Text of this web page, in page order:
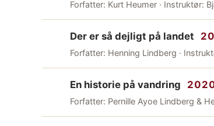
Forfatter: Kurt Heumer · Instruktør:
Der er så dejligt på landet
Forfatter: Henning Lindberg ·
En historie på vandring
Forfatter: Pernille Ayoe Lindberg &